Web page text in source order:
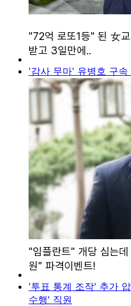
'감사 무마' 유병호 구
'투표 통계 조작' 추가
수행' 직원